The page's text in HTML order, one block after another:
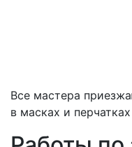
Все мастера
в масках и перчатках